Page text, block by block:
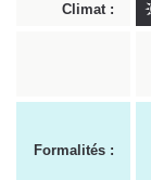
Climat :
Formalités :